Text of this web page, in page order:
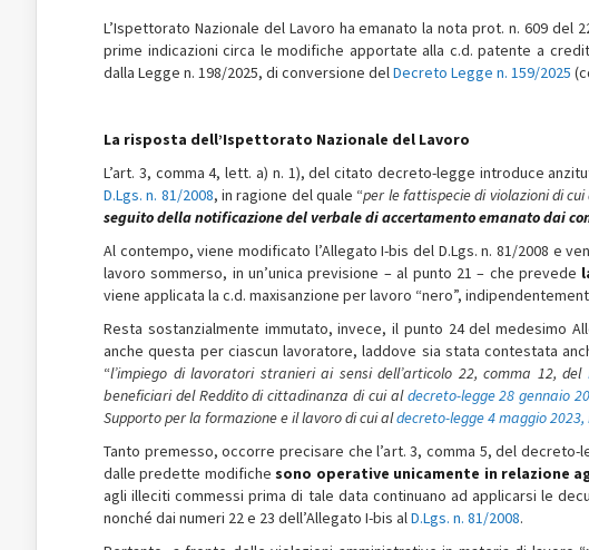
L’Ispettorato Nazionale del Lavoro ha emanato la nota prot. n. 609 del
prime indicazioni circa le modifiche apportate alla c.d. patente a
dalla Legge n. 198/2025, di conversione delDecreto Legge n. 159/2025
La risposta dell’Ispettorato Nazionale del Lavoro
L’art. 3, comma 4, lett. a) n. 1), del citato decreto-legge introduce
D.Lgs. n. 81/2008, in ragione del quale “per le fattispecie di violazioni di
seguito della notificazione del verbale di accertamento emanato dai
Al contempo, viene modificato l’Allegato I-bis del D.Lgs. n. 81/2008 e
lavoro sommerso, in un’unica previsione – al punto 21 – che prevede
viene applicata la c.d. maxisanzione per lavoro “nero”,
Resta sostanzialmente immutato, invece, il punto 24 del medesimo
anche questa per ciascun lavoratore, laddove sia stata contestata
“l’impiego di lavoratori stranieri ai sensi dell’articolo 22, comma 12, del
beneficiari del Reddito di cittadinanza di cui aldecreto-legge 28 gennaio
Supporto per la formazione e il lavoro di cui aldecreto-legge 4 maggio 2023,
Tanto premesso, occorre precisare che l’art. 3, comma 5, del
dalle predette modifiche sono operative unicamente in relazione
agli illeciti commessi prima di tale data continuano ad applicarsi le
nonché dai numeri 22 e 23 dell’Allegato I-bis alD.Lgs. n. 81/2008.